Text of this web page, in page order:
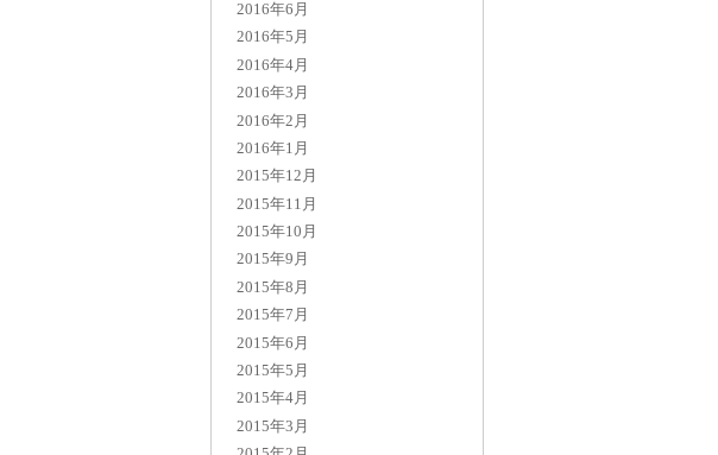
2016年6月
2016年5月
2016年4月
2016年3月
2016年2月
2016年1月
2015年12月
2015年11月
2015年10月
2015年9月
2015年8月
2015年7月
2015年6月
2015年5月
2015年4月
2015年3月